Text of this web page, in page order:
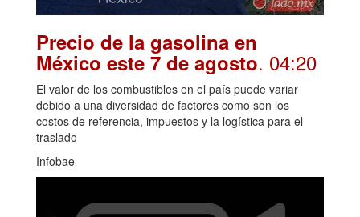
Precio de la gasolina en
México este 7 de agosto. 04:20
El valor de los combustibles en el país puede variar
debido a una diversidad de factores como son los
costos de referencia, impuestos y la logística para el
traslado
Infobae